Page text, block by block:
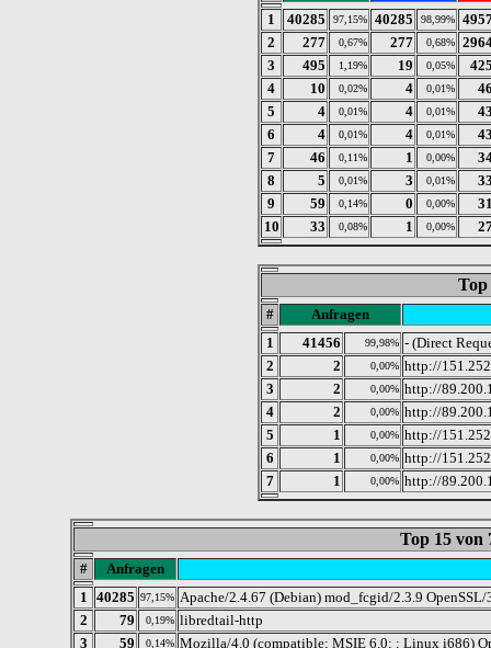
1
40285 97,15% 40285 98,99%
2
277 0,67% 277 0,68%
3
495 1,19% 19 0,05%
4
10 0,02% 4 0,01%
5
4 0,01% 4 0,01%
6
4 0,01% 4 0,01%
7
46 0,11% 1 0,00%
8
5 0,01% 3 0,01%
9
59 0,14% 0 0,00%
10
33 0,08% 1 0,00%
Top
#
Anfragen
1
41456 99,98% - (Direct
2
2 0,00% http://
3
2 0,00% http://
4
2 0,00% http://
5
1 0,00% http://
6
1 0,00% http://
7
1 0,00% http://
Top 15 von
#
Anfragen
1
40285 97,15% Apache/2.4.67 (Debian) mod_fcgid/2.3.9
2
79 0,19% libredtail-http
3
59 0,14% Mozilla/4.0 (compatible; MSIE 6.0; ; Linux i686)